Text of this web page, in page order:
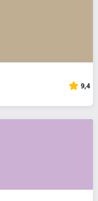
9,4